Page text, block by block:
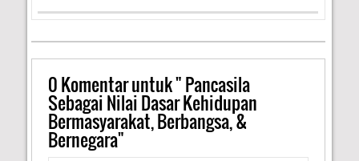
0Komentar untuk " Pancasila
Sebagai Nilai Dasar Kehidupan
Bermasyarakat, Berbangsa, &
Bernegara"